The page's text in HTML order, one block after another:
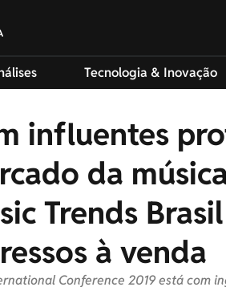
Tecnologia & Inovação
influentes
da
Trends
à venda
Conference 2019 está com